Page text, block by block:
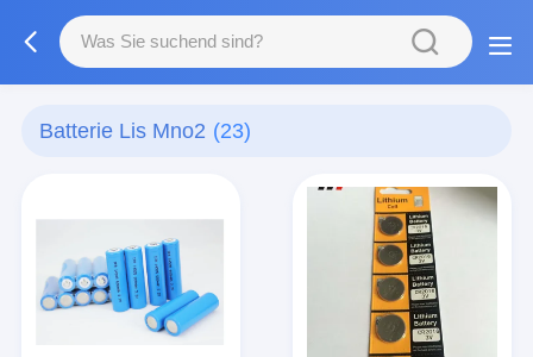
Batterie Lis Mno2 (23)